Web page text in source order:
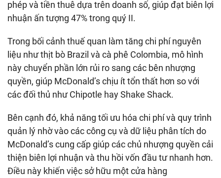
phép và tiền thuê dựa trên doanh số, giúp đạt biên lợi
nhuận ấn tượng 47% trong quý II.
Trong bối cảnh thuế quan làm tăng chi phí nguyên
liệu như thịt bò Brazil và cà phê Colombia, mô hình
này chuyển phần lớn rủi ro sang các bên nhượng
quyền, giúp McDonald’s chịu ít tổn thất hơn so với
các đối thủ như Chipotle hay Shake Shack.
Bên cạnh đó, khả năng tối ưu hóa chi phí và quy trình
quản lý nhờ vào các công cụ và dữ liệu phân tích do
McDonald’s cung cấp giúp các chủ nhượng quyền cải
thiện biên lợi nhuận và thu hồi vốn đầu tư nhanh hơn.
Điều này khiến việc sở hữu một cửa hàng